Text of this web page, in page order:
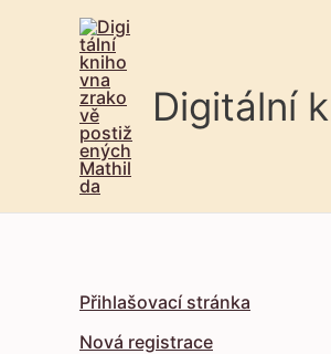
Digitální
Přihlašovací stránka
Nová registrace